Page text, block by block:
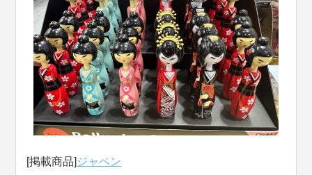
[掲載商品] ジャペン